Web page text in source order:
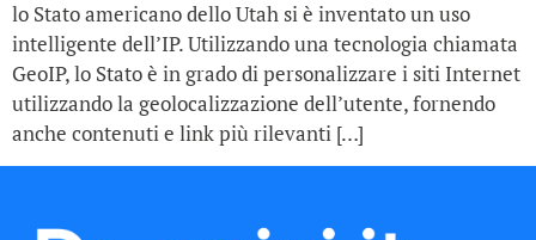
lo Stato americano dello Utah si è inventato un uso
intelligente dell’IP. Utilizzando una tecnologia chiamata
GeoIP, lo Stato è in grado di personalizzare i siti Internet
utilizzando la geolocalizzazione dell’utente, fornendo
anche contenuti e link più rilevanti […]